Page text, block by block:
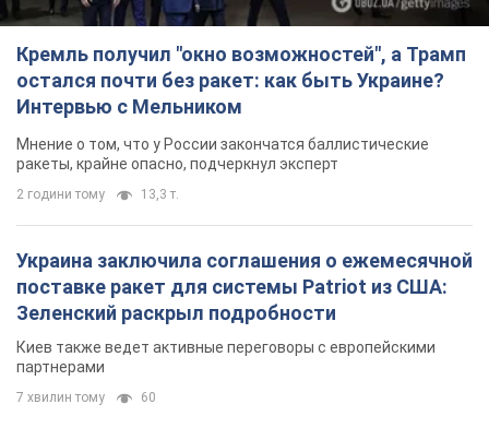
Кремль получил "окно возможностей", а Трамп
остался почти без ракет: как быть Украине?
Интервью с Мельником
Мнение о том, что у России закончатся баллистические
ракеты, крайне опасно, подчеркнул эксперт
2 години тому 13,3 т.
Украина заключила соглашения о ежемесячной
поставке ракет для системы Patriot из США:
Зеленский раскрыл подробности
Киев также ведет активные переговоры с европейскими
партнерами
7 хвилин тому 60